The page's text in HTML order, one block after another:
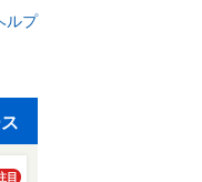
ルプ
目